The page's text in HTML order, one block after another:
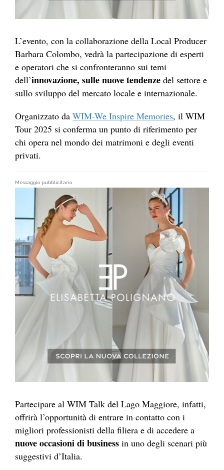
L’evento, con la collaborazione della Local Producer
Barbara Colombo, vedrà la partecipazione di esperti
e operatori che si confronteranno sui temi
dell’innovazione, sulle nuove tendenze del settore e
sullo sviluppo del mercato locale e internazionale.
Organizzato da WIM-We Inspire Memories, il WIM
Tour 2025 si conferma un punto di riferimento per
chi opera nel mondo dei matrimoni e degli eventi
privati.
Messaggio pubblicitario
Partecipare al WIM Talk del Lago Maggiore, infatti,
offrirà l’opportunità di entrare in contatto con i
migliori professionisti della filiera e di accedere a
nuove occasioni di business in uno degli scenari più
suggestivi d’Italia.